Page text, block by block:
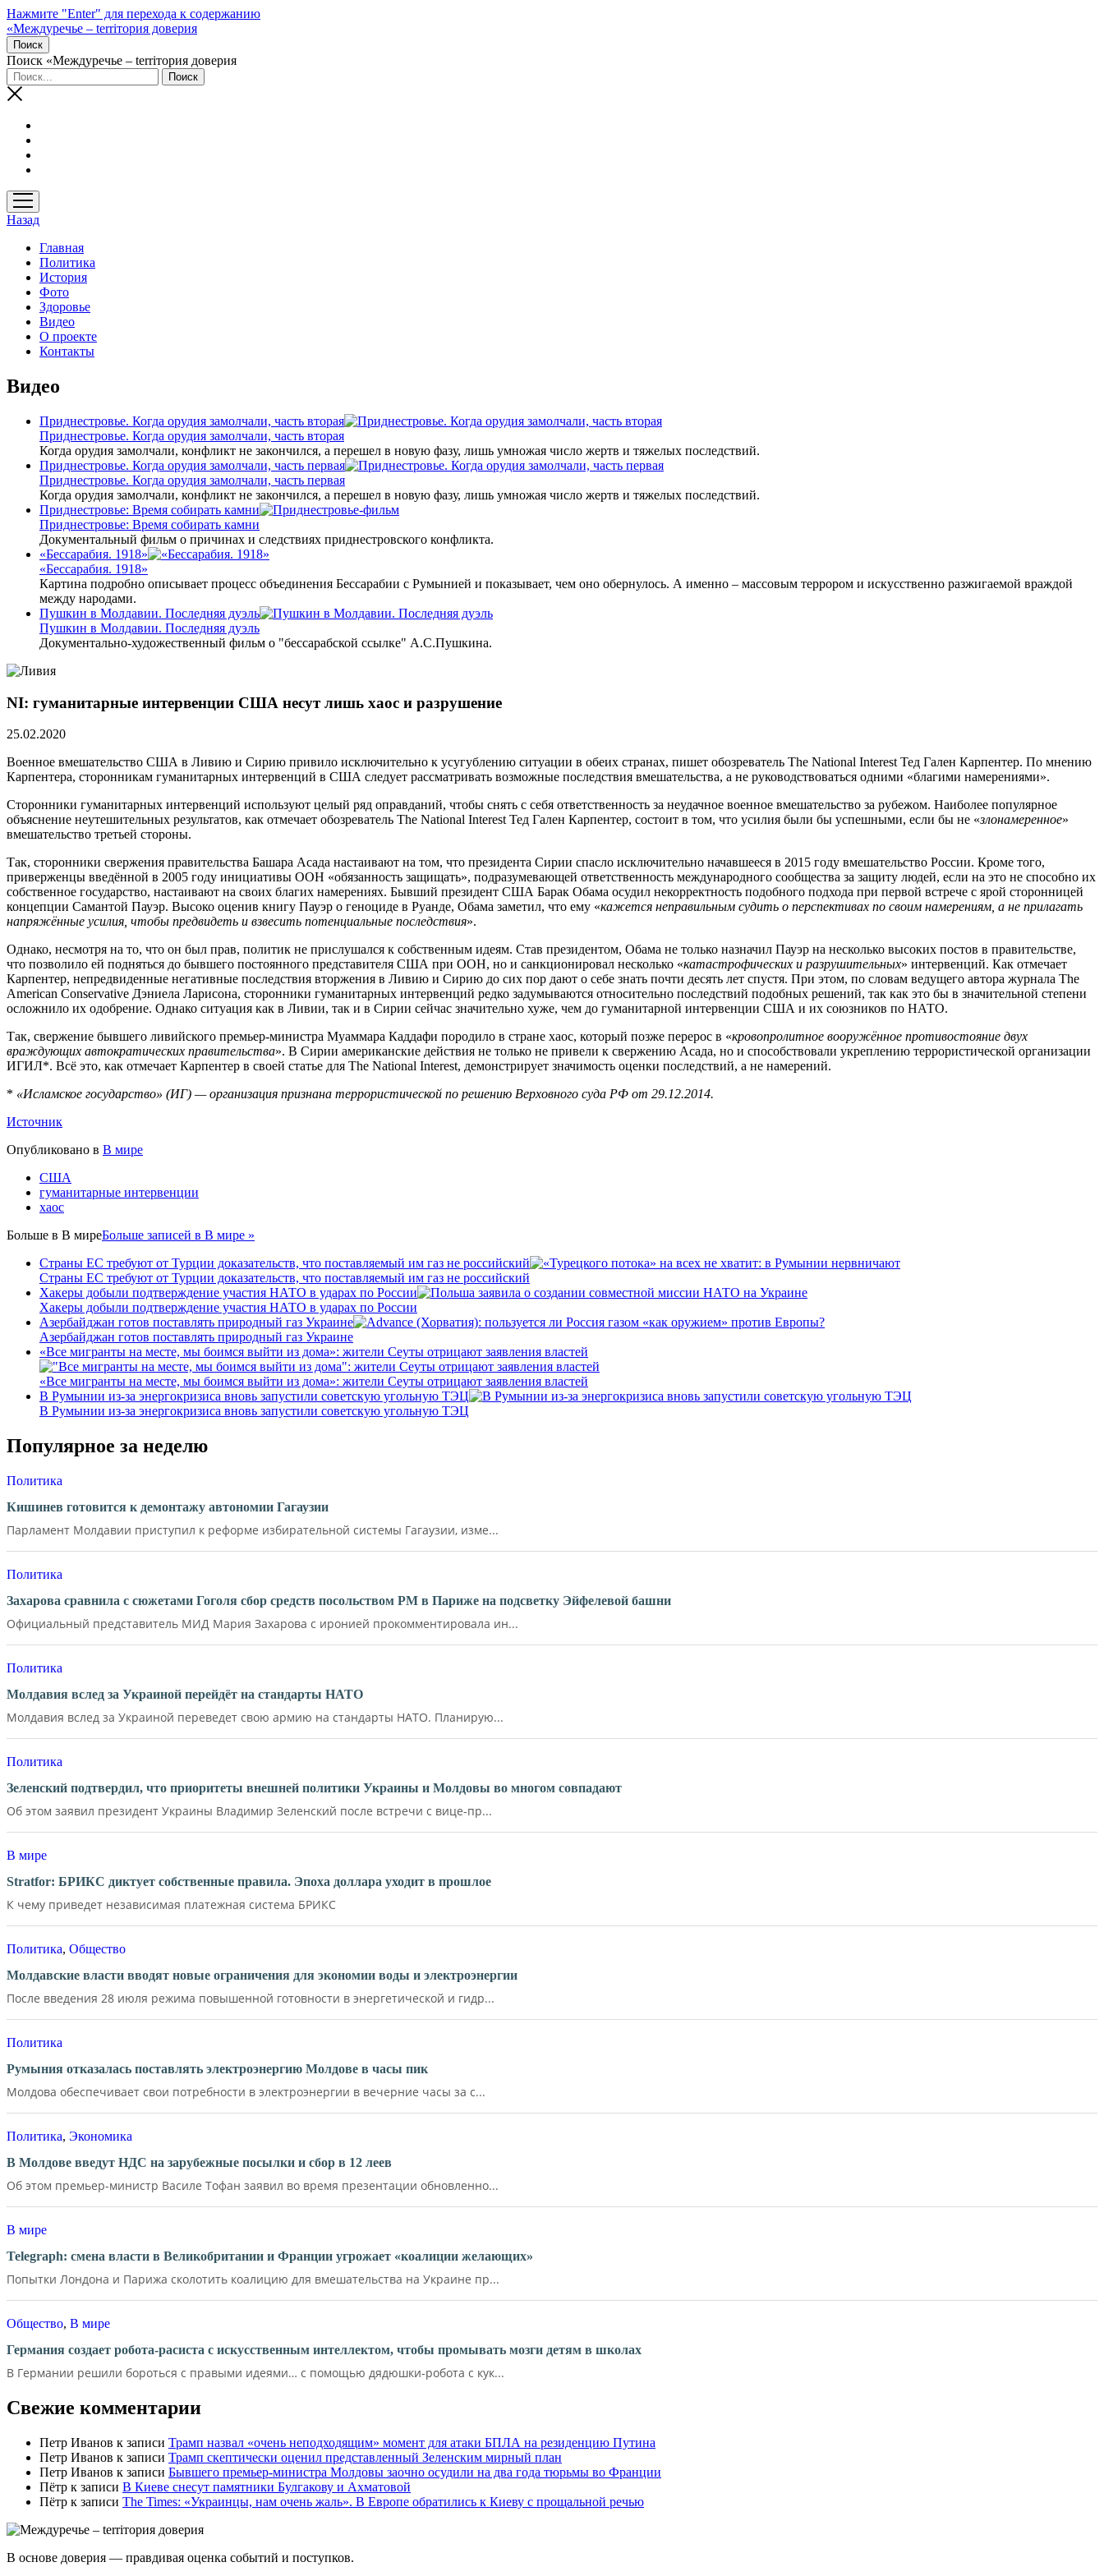
Нажмите "Enter" для перехода к содержанию
«Междуречье – terriтория доверия
Поиск
Поиск «Междуречье – terriтория доверия
открыть
меню
Назад
Главная
Политика
История
Фото
Здоровье
Видео
О проекте
Контакты
Видео
Приднестровье. Когда орудия замолчали, часть вторая
Приднестровье. Когда орудия замолчали, часть вторая
Когда орудия замолчали, конфликт не закончился, а перешел в новую фазу, лишь умножая число жертв и тяжелых последствий.
Приднестровье. Когда орудия замолчали, часть первая
Приднестровье. Когда орудия замолчали, часть первая
Когда орудия замолчали, конфликт не закончился, а перешел в новую фазу, лишь умножая число жертв и тяжелых последствий.
Приднестровье: Время собирать камни
Приднестровье: Время собирать камни
Документальный фильм о причинах и следствиях приднестровского конфликта.
«Бессарабия. 1918»
«Бессарабия. 1918»
Картина подробно описывает процесс объединения Бессарабии с Румынией и показывает, чем оно обернулось. А именно – массовым террором и искусственно разжигаемой враждой
между народами.
Пушкин в Молдавии. Последняя дуэль
Пушкин в Молдавии. Последняя дуэль
Документально-художественный фильм о "бессарабской ссылке" А.С.Пушкина.
NI: гуманитарные интервенции США несут лишь хаос и разрушение
25.02.2020
Военное вмешательство США в Ливию и Сирию привило исключительно к усугублению ситуации в обеих странах, пишет обозреватель The National Interest Тед Гален Карпентер. По мнению
Карпентера, сторонникам гуманитарных интервенций в США следует рассматривать возможные последствия вмешательства, а не руководствоваться одними «благими намерениями».
Сторонники гуманитарных интервенций используют целый ряд оправданий, чтобы снять с себя ответственность за неудачное военное вмешательство за рубежом. Наиболее популярное
объяснение неутешительных результатов, как отмечает обозреватель The National Interest Тед Гален Карпентер, состоит в том, что усилия были бы успешными, если бы не «злонамеренное»
вмешательство третьей стороны.
Так, сторонники свержения правительства Башара Асада настаивают на том, что президента Сирии спасло исключительно начавшееся в 2015 году вмешательство России. Кроме того,
приверженцы введённой в 2005 году инициативы ООН «обязанность защищать», подразумевающей ответственность международного сообщества за защиту людей, если на это не способно их
собственное государство, настаивают на своих благих намерениях. Бывший президент США Барак Обама осудил некорректность подобного подхода при первой встрече с ярой сторонницей
концепции Самантой Пауэр. Высоко оценив книгу Пауэр о геноциде в Руанде, Обама заметил, что ему «кажется неправильным судить о перспективах по своим намерениям, а не прилагать
напряжённые усилия, чтобы предвидеть и взвесить потенциальные последствия».
Однако, несмотря на то, что он был прав, политик не прислушался к собственным идеям. Став президентом, Обама не только назначил Пауэр на несколько высоких постов в правительстве,
что позволило ей подняться до бывшего постоянного представителя США при ООН, но и санкционировал несколько «катастрофических и разрушительных» интервенций. Как отмечает
Карпентер, непредвиденные негативные последствия вторжения в Ливию и Сирию до сих пор дают о себе знать почти десять лет спустя. При этом, по словам ведущего автора журнала The
American Conservative Дэниела Ларисона, сторонники гуманитарных интервенций редко задумываются относительно последствий подобных решений, так как это бы в значительной степени
осложнило их одобрение. Однако ситуация как в Ливии, так и в Сирии сейчас значительно хуже, чем до гуманитарной интервенции США и их союзников по НАТО.
Так, свержение бывшего ливийского премьер-министра Муаммара Каддафи породило в стране хаос, который позже перерос в «кровопролитное вооружённое противостояние двух
враждующих автократических правительства». В Сирии американские действия не только не привели к свержению Асада, но и способствовали укреплению террористической организации
ИГИЛ*. Всё это, как отмечает Карпентер в своей статье для The National Interest, демонстрирует значимость оценки последствий, а не намерений.
* «Исламское государство» (ИГ) — организация признана террористической по решению Верховного суда РФ от 29.12.2014.
Источник
Опубликовано в В мире
США
гуманитарные интервенции
хаос
Больше в В миреБольше записей в В мире »
Страны ЕС требуют от Турции доказательств, что поставляемый им газ не российский
Страны ЕС требуют от Турции доказательств, что поставляемый им газ не российский
Хакеры добыли подтверждение участия НАТО в ударах по России
Хакеры добыли подтверждение участия НАТО в ударах по России
Азербайджан готов поставлять природный газ Украине
Азербайджан готов поставлять природный газ Украине
«Все мигранты на месте, мы боимся выйти из дома»: жители Сеуты отрицают заявления властей
«Все мигранты на месте, мы боимся выйти из дома»: жители Сеуты отрицают заявления властей
В Румынии из-за энергокризиса вновь запустили советскую угольную ТЭЦ
В Румынии из-за энергокризиса вновь запустили советскую угольную ТЭЦ
Популярное за неделю
Политика
Кишинев готовится к демонтажу автономии Гагаузии
Парламент Молдавии приступил к реформе избирательной системы Гагаузии, изме...
Политика
Захарова сравнила с сюжетами Гоголя сбор средств посольством РМ в Париже на подсветку Эйфелевой башни
Официальный представитель МИД Мария Захарова с иронией прокомментировала ин...
Политика
Молдавия вслед за Украиной перейдёт на стандарты НАТО
Молдавия вслед за Украиной переведет свою армию на стандарты НАТО. Планирую...
Политика
Зеленский подтвердил, что приоритеты внешней политики Украины и Молдовы во многом совпадают
Об этом заявил президент Украины Владимир Зеленский после встречи с вице-пр...
В мире
Stratfor: БРИКС диктует собственные правила. Эпоха доллара уходит в прошлое
К чему приведет независимая платежная система БРИКС
Политика, Общество
Молдавские власти вводят новые ограничения для экономии воды и электроэнергии
После введения 28 июля режима повышенной готовности в энергетической и гидр...
Политика
Румыния отказалась поставлять электроэнергию Молдове в часы пик
Молдова обеспечивает свои потребности в электроэнергии в вечерние часы за с...
Политика, Экономика
В Молдове введут НДС на зарубежные посылки и сбор в 12 леев
Об этом премьер-министр Василе Тофан заявил во время презентации обновленно...
В мире
Telegraph: смена власти в Великобритании и Франции угрожает «коалиции желающих»
Попытки Лондона и Парижа сколотить коалицию для вмешательства на Украине пр...
Общество, В мире
Германия создает робота-расиста с искусственным интеллектом, чтобы промывать мозги детям в школах
В Германии решили бороться с правыми идеями… с помощью дядюшки-робота с кук...
Свежие комментарии
Петр Иванов к записи Трамп назвал «очень неподходящим» момент для атаки БПЛА на резиденцию Путина
Петр Иванов к записи Трамп скептически оценил представленный Зеленским мирный план
Петр Иванов к записи Бывшего премьер-министра Молдовы заочно осудили на два года тюрьмы во Франции
Пётр к записи В Киеве снесут памятники Булгакову и Ахматовой
Пётр к записи Тhe Times: «Украинцы, нам очень жаль». В Европе обратились к Киеву с прощальной речью
В основе доверия — правдивая оценка событий и поступков.